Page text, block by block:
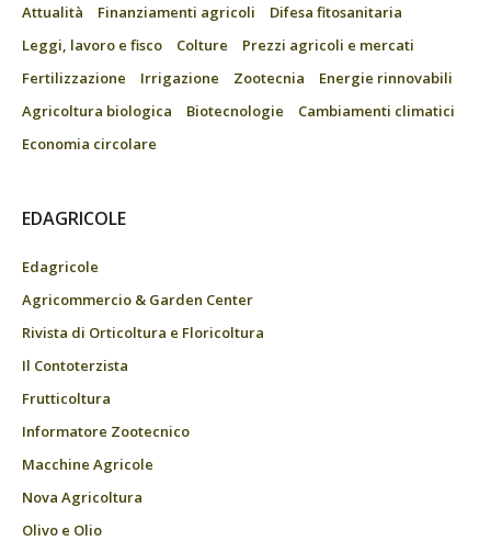
Attualità Finanziamenti agricoli
Difesa fitosanitaria
Leggi, lavoro e fisco
Colture
Prezzi agricoli e mercati
Fertilizzazione
Irrigazione Zootecnia
Energie rinnovabili
Agricoltura biologica
Biotecnologie
Cambiamenti climatici
Economia circolare
EDAGRICOLE
Edagricole
Agricommercio & Garden Center
Rivista di Orticoltura e Floricoltura
Il Contoterzista
Frutticoltura
Informatore Zootecnico
Macchine Agricole
Nova Agricoltura
Olivo e Olio